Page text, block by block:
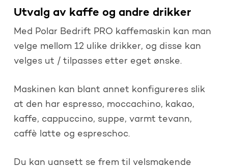
Utvalg av kaffe og andre drikker
Med Polar Bedrift PRO kaffemaskin kan man
velge mellom 12 ulike drikker, og disse kan
velges ut / tilpasses etter eget ønske.
Maskinen kan blant annet konfigureres slik
at den har espresso, moccachino, kakao,
kaffe, cappuccino, suppe, varmt tevann,
caffè latte og espreschoc.
Du kan uansett se frem til velsmakende